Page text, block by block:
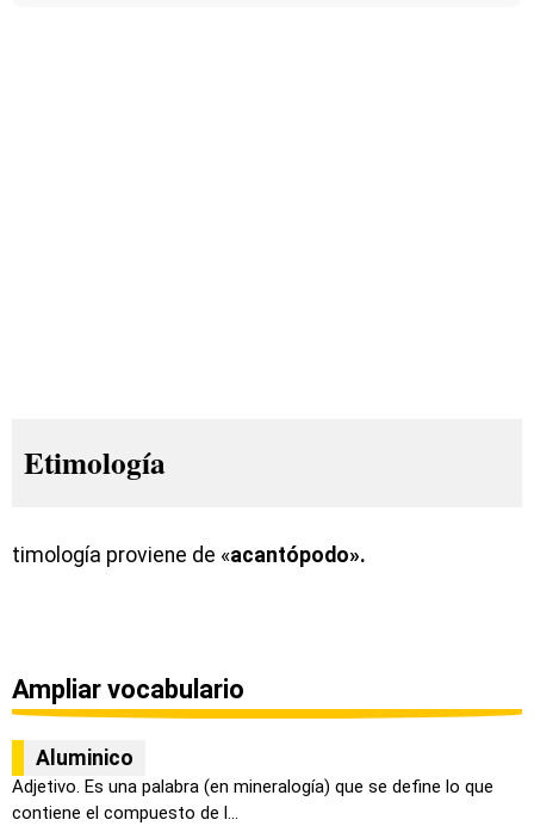
Etimología
timología proviene de «acantópodo».
Ampliar vocabulario
Aluminico
Adjetivo. Es una palabra (en mineralogía) que se define lo que
contiene el compuesto de l...